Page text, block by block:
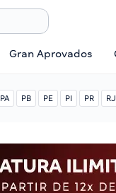
Gran Aprovados
PA PB PE PI PR RJ